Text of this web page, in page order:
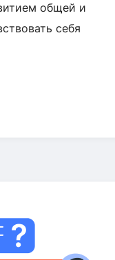
общей и
себя